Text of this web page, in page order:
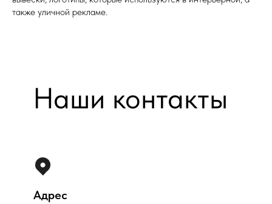
также уличной рекламе.
Наши контакты
Адрес